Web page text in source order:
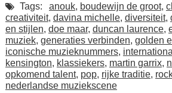
Tags:
anouk, boudewijn de groot,
creativiteit, davina michelle, diversiteit,
en stijlen, doe maar, duncan laurence,
muziek, generaties verbinden, golden
iconische muzieknummers,
kensington, klassiekers, martin garrix,
opkomend talent, pop, rijke traditie,
nederlandse muziekscene